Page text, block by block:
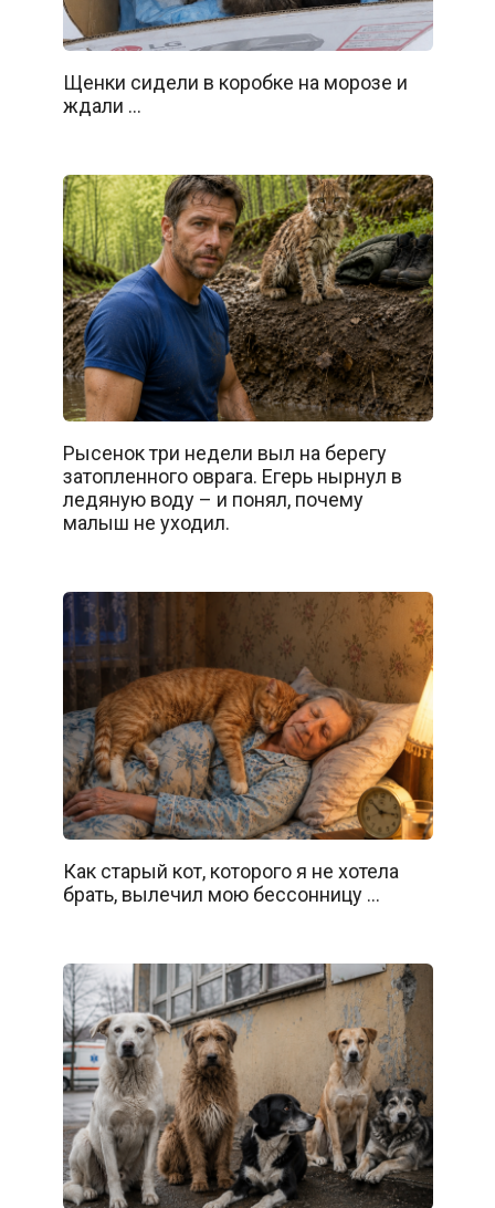
Щенки сидели в коробке на морозе и
ждали …
Рысенок три недели выл на берегу
затопленного оврага. Егерь нырнул в
ледяную воду – и понял, почему
малыш не уходил.
Как старый кот, которого я не хотела
брать, вылечил мою бессонницу …